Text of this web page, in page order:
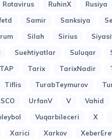
Rotavirus RuhinX Rusiya
Samir Sanksiya
Silah Sirius
Suehtiyatlar Suluqar
TAP Tarix TarixNadir
Tiflis TurabTeymurov
UrfanV V Vahid
Vuqarbileceri X
Xarici Xarkov